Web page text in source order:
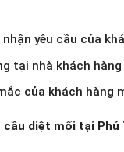
yêu cầu của
tại nhà khách
của khách hàng
cầu diệt mối tại